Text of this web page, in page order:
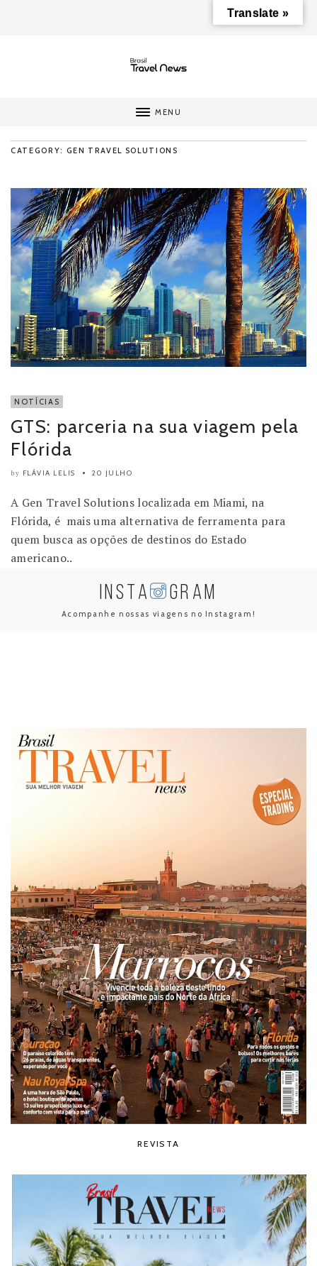
MENU
CATEGORY: GEN TRAVEL SOLUTIONS
NOTÍCIAS
GTS: parceria na sua viagem pela
Flórida
by FLÁVIA LELIS 20 JULHO
A Gen Travel Solutions localizada em Miami, na
Flórida, é mais uma alternativa de ferramenta para
quem busca as opções de destinos do Estado
americano..
INSTA GRAM
Acompanhe nossas viagens no Instagram!
REVISTA
Translate »